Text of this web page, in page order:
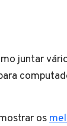
juntar
os